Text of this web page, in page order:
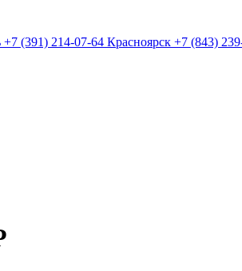
+7 (391) 214-07-64 Красноярск +7 (843)